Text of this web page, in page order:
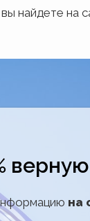
найдете на
на